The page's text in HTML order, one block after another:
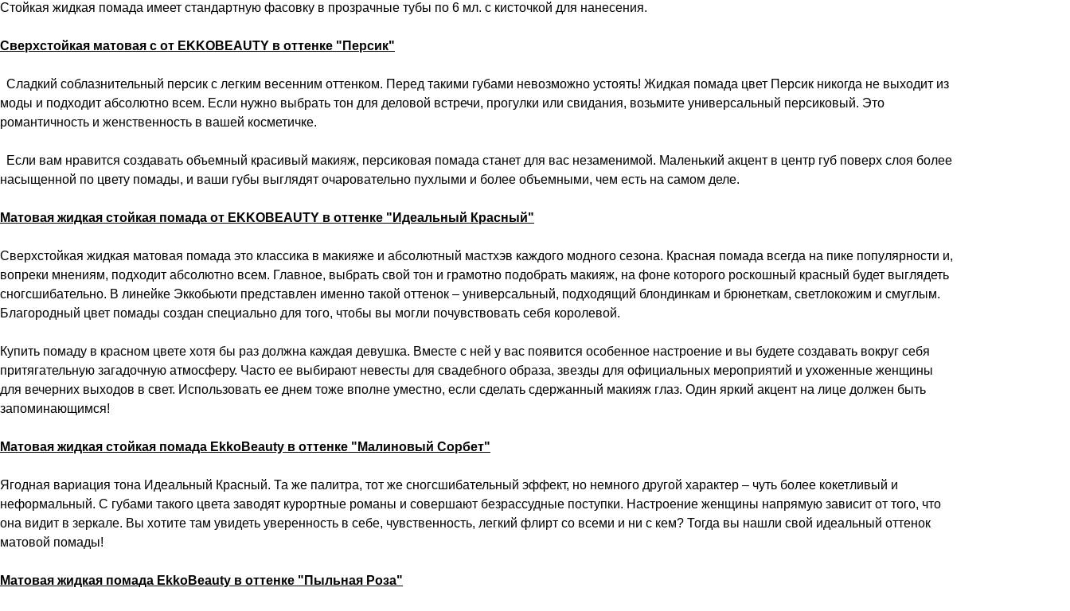
Стойкая жидкая помада имеет стандартную фасовку в прозрачные тубы по 6 мл. с кисточкой для нанесения.
Сверхстойкая матовая c от EKKOBEAUTY в оттенке "Персик"
Сладкий соблазнительный персик с легким весенним оттенком. Перед такими губами невозможно устоять! Жидкая помада цвет Персик никогда не выходит из
моды и подходит абсолютно всем. Если нужно выбрать тон для деловой встречи, прогулки или свидания, возьмите универсальный персиковый. Это
романтичность и женственность в вашей косметичке.
Если вам нравится создавать объемный красивый макияж, персиковая помада станет для вас незаменимой. Маленький акцент в центр губ поверх слоя более
насыщенной по цвету помады, и ваши губы выглядят очаровательно пухлыми и более объемными, чем есть на самом деле.
Матовая жидкая стойкая помада от EKKOBEAUTY в оттенке "Идеальный Красный"
Сверхстойкая жидкая матовая помада это классика в макияже и абсолютный мастхэв каждого модного сезона. Красная помада всегда на пике популярности и,
вопреки мнениям, подходит абсолютно всем. Главное, выбрать свой тон и грамотно подобрать макияж, на фоне которого роскошный красный будет выглядеть
сногсшибательно. В линейке Эккобьюти представлен именно такой оттенок – универсальный, подходящий блондинкам и брюнеткам, светлокожим и смуглым.
Благородный цвет помады создан специально для того, чтобы вы могли почувствовать себя королевой.
Купить помаду в красном цвете хотя бы раз должна каждая девушка. Вместе с ней у вас появится особенное настроение и вы будете создавать вокруг себя
притягательную загадочную атмосферу. Часто ее выбирают невесты для свадебного образа, звезды для официальных мероприятий и ухоженные женщины
для вечерних выходов в свет. Использовать ее днем тоже вполне уместно, если сделать сдержанный макияж глаз. Один яркий акцент на лице должен быть
запоминающимся!
Матовая жидкая стойкая помада EkkoBeauty в оттенке "Малиновый Сорбет"
Ягодная вариация тона Идеальный Красный. Та же палитра, тот же сногсшибательный эффект, но немного другой характер – чуть более кокетливый и
неформальный. С губами такого цвета заводят курортные романы и совершают безрассудные поступки. Настроение женщины напрямую зависит от того, что
она видит в зеркале. Вы хотите там увидеть уверенность в себе, чувственность, легкий флирт со всеми и ни с кем? Тогда вы нашли свой идеальный оттенок
матовой помады!
Матовая жидкая помада EkkoBeauty в оттенке "Пыльная Роза"